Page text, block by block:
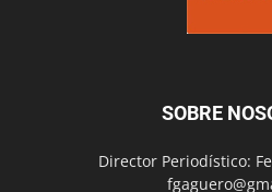
SOBRE
Director Periodístico: